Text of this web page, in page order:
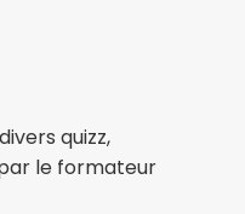
quizz,
le formateur